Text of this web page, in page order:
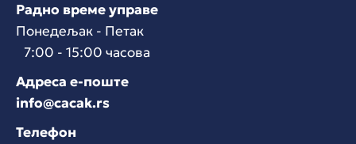
Радно време управе
Понедељак - Петак
7:00 - 15:00 часова
Адреса е-поште
info@cacak.rs
Телефон